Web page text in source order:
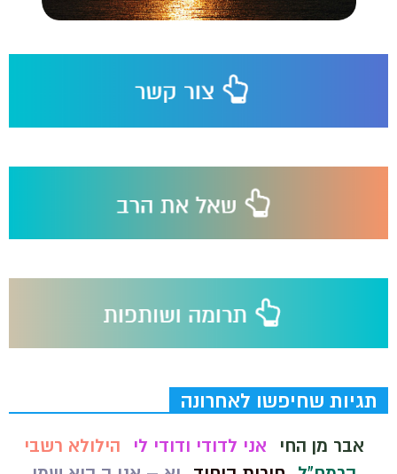
תגיות שחיפשו לאחרונה
אבר מן החי אני לדודי ודודי לי
הילולא רשבי